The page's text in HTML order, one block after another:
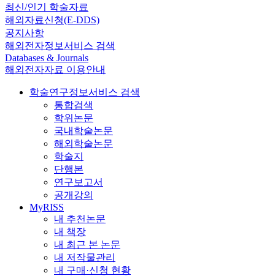
최신/인기 학술자료
해외자료신청(E-DDS)
공지사항
해외전자정보서비스 검색
Databases & Journals
해외전자자료 이용안내
학술연구정보서비스 검색
통합검색
학위논문
국내학술논문
해외학술논문
학술지
단행본
연구보고서
공개강의
MyRISS
내 추천논문
내 책장
내 최근 본 논문
내 저작물관리
내 구매·신청 현황